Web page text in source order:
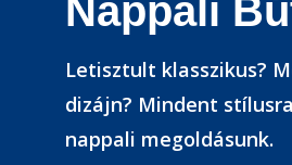
Nappali
Letisztult klasszikus?
dizájn? Mindent
nappali megoldásunk.